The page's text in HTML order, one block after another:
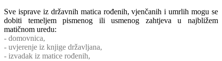
Sve isprave iz državnih matica rođenih, vjenčanih i umrlih mogu se
dobiti temeljem pismenog ili usmenog zahtjeva u najbližem
matičnom uredu:
- domovnica,
- uvjerenje iz knjige državljana,
- izvadak iz matice rođenih,